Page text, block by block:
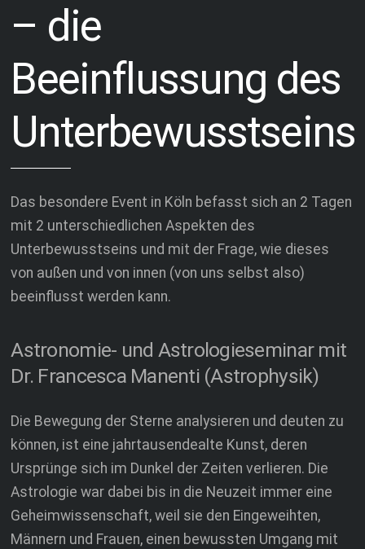
– die
Beeinflussung des
Unterbewusstseins
Das besondere Event in Köln befasst sich an 2 Tagen
mit 2 unterschiedlichen Aspekten des
Unterbewusstseins und mit der Frage, wie dieses
von außen und von innen (von uns selbst also)
beeinflusst werden kann.
Astronomie- und Astrologieseminar mit
Dr. Francesca Manenti (Astrophysik)
Die Bewegung der Sterne analysieren und deuten zu
können, ist eine jahrtausendealte Kunst, deren
Ursprünge sich im Dunkel der Zeiten verlieren. Die
Astrologie war dabei bis in die Neuzeit immer eine
Geheimwissenschaft, weil sie den Eingeweihten,
Männern und Frauen, einen bewussten Umgang mit